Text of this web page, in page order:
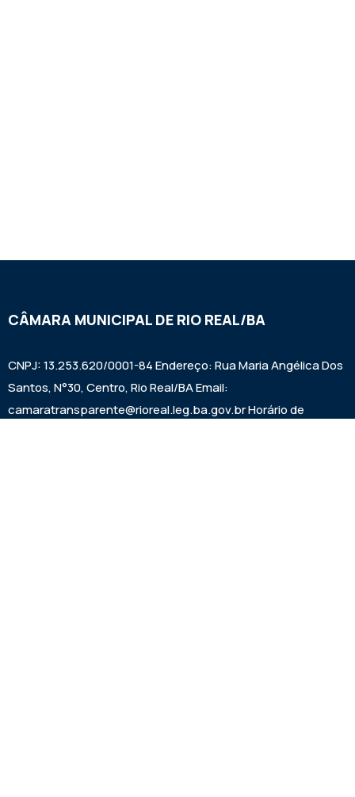
CÂMARA MUNICIPAL DE RIO REAL/BA
CNPJ: 13.253.620/0001-84 Endereço: Rua Maria Angélica Dos
Santos, N°30, Centro, Rio Real/BA Email:
camaratransparente@rioreal.leg.ba.gov.br Horário de